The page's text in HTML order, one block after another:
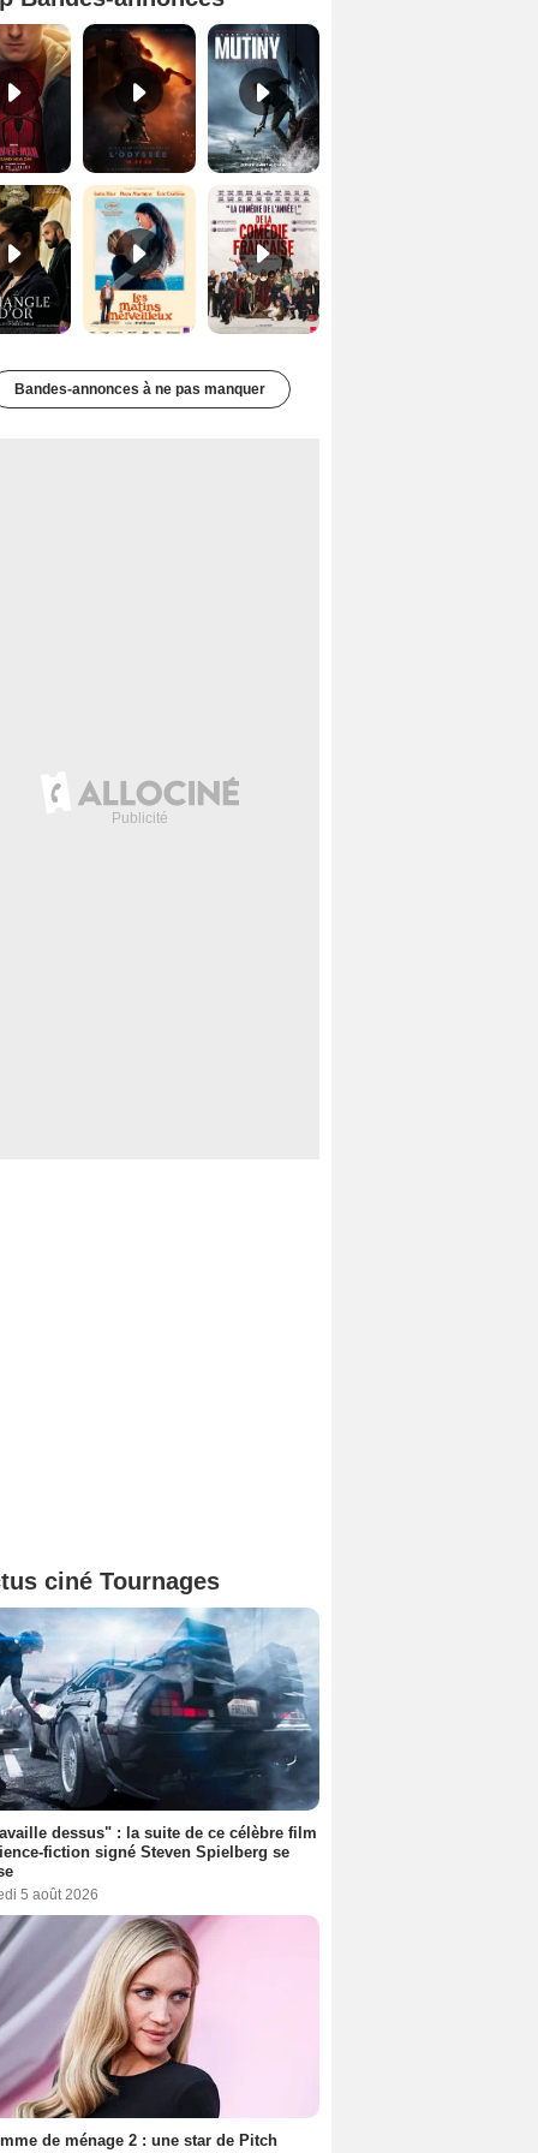
Spider-Man: Brand New Day Bande-annonce VO STFR L'Odyssée Bande-annonce VO STFR
Les Matins merveilleux Bande-annonce VF De la Comédie-Française Teaser VF
Bandes-annonces à ne pas manquer
ciné Tournages
dessus" : la suite de ce célèbre film
fiction signé Steven Spielberg se
5 août 2026
de ménage 2 : une star de Pitch